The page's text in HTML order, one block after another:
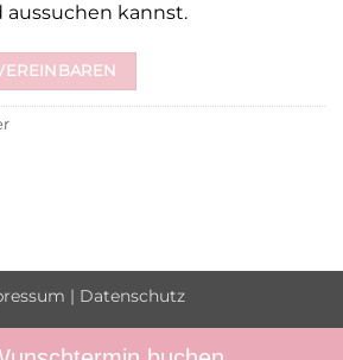
kannst.
| Datenschutz